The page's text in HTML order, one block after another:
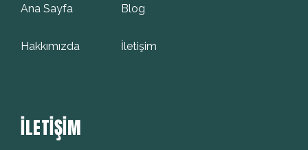
Ana Sayfa
Hakkımızda
Blog
İletişim
İLETIŞIM